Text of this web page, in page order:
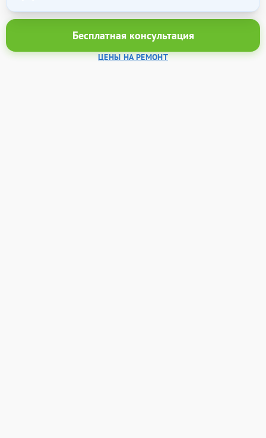
Бесплатная консультация
ЦЕНЫ НА РЕМОНТ